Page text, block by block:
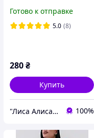
51393 высокие с
утяжкой Размер L XL
Готово к отправке
5.0 (8)
280₴
Купить
"Лиса Алиса" интернет-магазин нижнего белья для всей семьи и детской одежды 100%